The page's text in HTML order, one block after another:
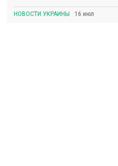
НОВОСТИ УКРАИНЫ 16 июл